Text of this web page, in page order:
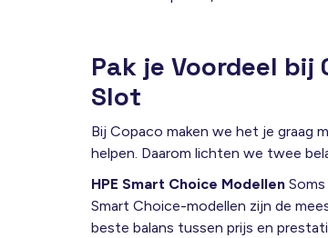
Pak je Voordeel bij
Slot
Bij Copaco maken we het je graag
helpen. Daarom lichten we twee
HPE Smart Choice Modellen
Smart Choice-modellen zijn de
beste balans tussen prijs en